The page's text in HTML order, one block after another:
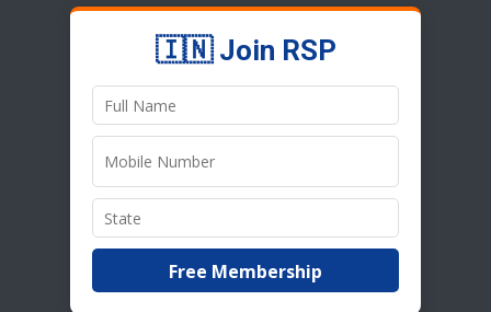
🇮🇳 Join RSP
Free Membership